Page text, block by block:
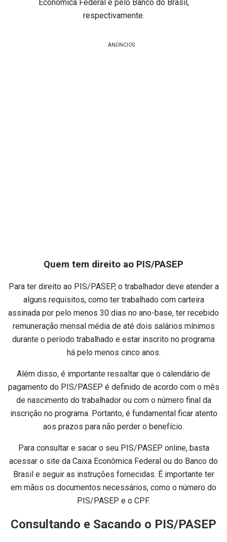
Econômica Federal e pelo Banco do Brasil,
respectivamente.
ANÚNCIOS
Quem tem direito ao PIS/PASEP
Para ter direito ao PIS/PASEP, o trabalhador deve atender a
alguns requisitos, como ter trabalhado com carteira
assinada por pelo menos 30 dias no ano-base, ter recebido
remuneração mensal média de até dois salários mínimos
durante o período trabalhado e estar inscrito no programa
há pelo menos cinco anos.
Além disso, é importante ressaltar que o calendário de
pagamento do PIS/PASEP é definido de acordo com o mês
de nascimento do trabalhador ou com o número final da
inscrição no programa. Portanto, é fundamental ficar atento
aos prazos para não perder o benefício.
Para consultar e sacar o seu PIS/PASEP online, basta
acessar o site da Caixa Econômica Federal ou do Banco do
Brasil e seguir as instruções fornecidas. É importante ter
em mãos os documentos necessários, como o número do
PIS/PASEP e o CPF.
Consultando e Sacando o PIS/PASEP